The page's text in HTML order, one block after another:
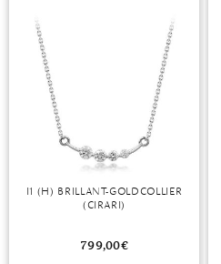
I1 (H) BRILLANT-GOLDCOLLIER
(CIRARI)
799,00€